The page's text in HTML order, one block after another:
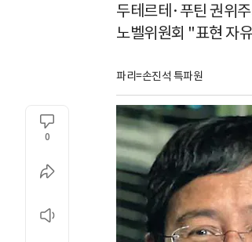
두테르테·푸틴 권위
노벨위원회 "표현 자
파리=손진석 특파원
0